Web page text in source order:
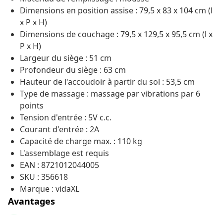
Dimensions en position assise : 79,5 x 83 x 104 cm (l
x P x H)
Dimensions de couchage : 79,5 x 129,5 x 95,5 cm (l x
P x H)
Largeur du siège : 51 cm
Profondeur du siège : 63 cm
Hauteur de l'accoudoir à partir du sol : 53,5 cm
Type de massage : massage par vibrations par 6
points
Tension d'entrée : 5V c.c.
Courant d'entrée : 2A
Capacité de charge max. : 110 kg
L'assemblage est requis
EAN : 8721012044005
SKU : 356618
Marque : vidaXL
Avantages